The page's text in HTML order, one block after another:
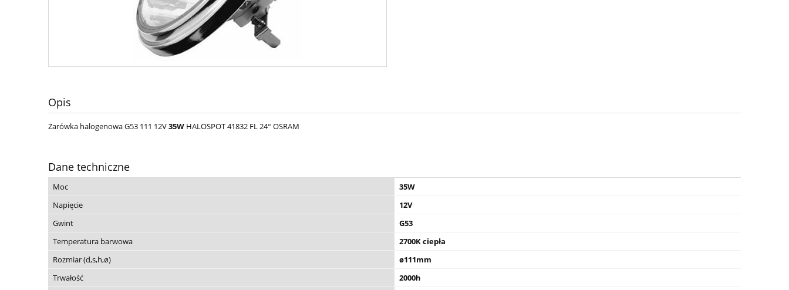
Opis
Żarówka halogenowa G53 111 12V35W HALOSPOT 41832 FL 24° OSRAM
Dane techniczne
Moc
35W
Napięcie
12V
Gwint
G53
Temperatura barwowa
2700K ciepła
Rozmiar (d,s,h,ø)
ø111mm
Trwałość
2000h